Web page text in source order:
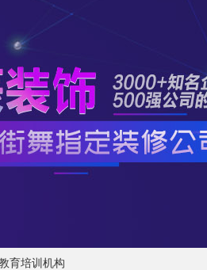
育培训机构